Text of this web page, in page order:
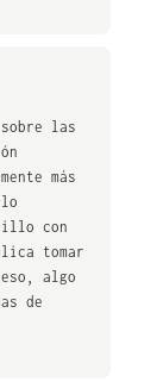
las
más
con
tomar
algo
de